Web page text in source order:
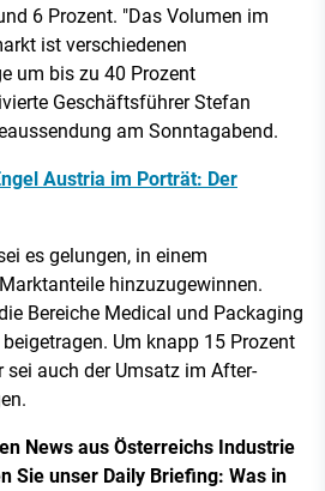
6 Prozent. "Das Volumen im
ist verschiedenen
um bis zu 40 Prozent
Geschäftsführer Stefan
am Sonntagabend.
Austria im Porträt: Der
es gelungen, in einem
hinzuzugewinnen.
Bereiche Medical und Packaging
Um knapp 15 Prozent
sei auch der Umsatz im After-
News aus Österreichs Industrie
Sie unser Daily Briefing: Was in